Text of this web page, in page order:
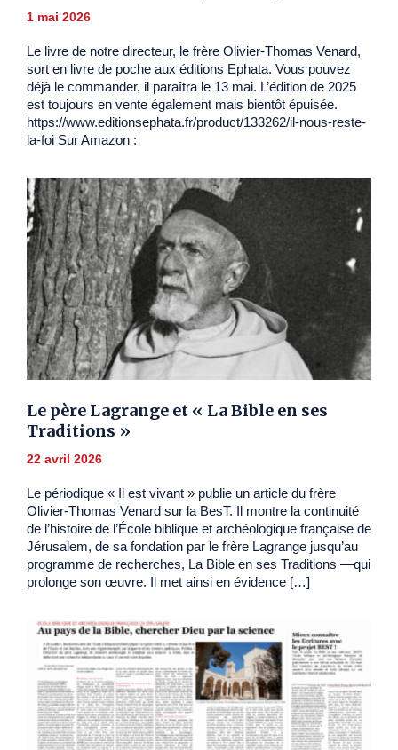
1 mai 2026
Le livre de notre directeur, le frère Olivier-Thomas Venard,
sort en livre de poche aux éditions Ephata. Vous pouvez
déjà le commander, il paraîtra le 13 mai. L’édition de 2025
est toujours en vente également mais bientôt épuisée.
https://www.editionsephata.fr/product/133262/il-nous-reste-
la-foi Sur Amazon :
Le père Lagrange et « La Bible en ses
Traditions »
22 avril 2026
Le périodique « Il est vivant » publie un article du frère
Olivier-Thomas Venard sur la BesT. Il montre la continuité
de l’histoire de l’École biblique et archéologique française de
Jérusalem, de sa fondation par le frère Lagrange jusqu’au
programme de recherches, La Bible en ses Traditions —qui
prolonge son œuvre. Il met ainsi en évidence […]